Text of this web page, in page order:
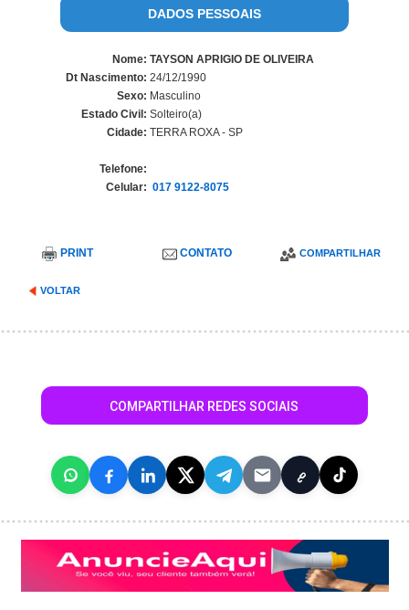
DADOS PESSOAIS
Nome: TAYSON APRIGIO DE OLIVEIRA
Dt Nascimento: 24/12/1990
Sexo: Masculino
Estado Civil: Solteiro(a)
Cidade: TERRA ROXA - SP
Telefone:
Celular: 017 9122-8075
PRINT CONTATO COMPARTILHAR
VOLTAR
COMPARTILHAR REDES SOCIAIS